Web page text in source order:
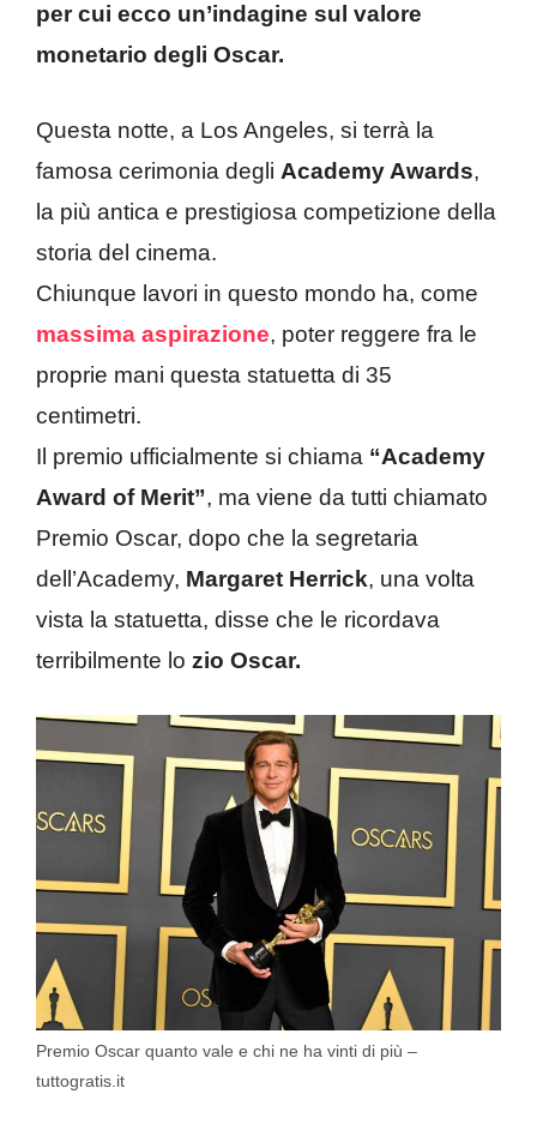
per cui ecco un’indagine sul valore
monetario degli Oscar.
Questa notte, a Los Angeles, si terrà la
famosa cerimonia degli Academy Awards,
la più antica e prestigiosa competizione della
storia del cinema.
Chiunque lavori in questo mondo ha, come
massima aspirazione, poter reggere fra le
proprie mani questa statuetta di 35
centimetri.
Il premio ufficialmente si chiama “Academy
Award of Merit”, ma viene da tutti chiamato
Premio Oscar, dopo che la segretaria
dell’Academy, Margaret Herrick, una volta
vista la statuetta, disse che le ricordava
terribilmente lo zio Oscar.
Premio Oscar quanto vale e chi ne ha vinti di più –
tuttogratis.it